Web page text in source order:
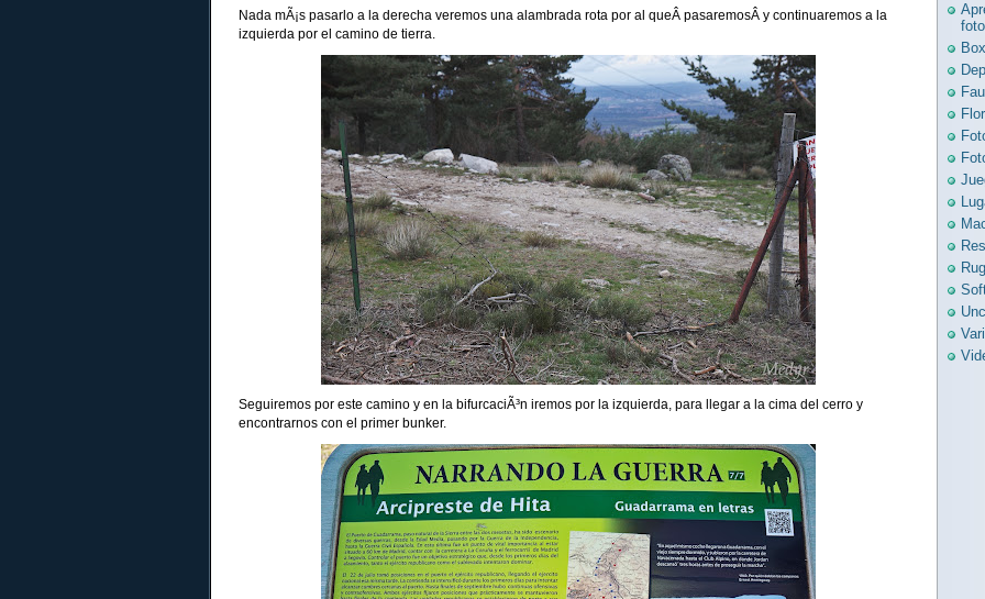
Nada mÃ¡s pasarlo a la derecha veremos una alambrada rota por al queÂ pasaremosÂ y continuaremos a la
izquierda por el camino de tierra.
Seguiremos por este camino y en la bifurcaciÃ³n iremos por la izquierda, para llegar a la cima del cerro y
encontrarnos con el primer bunker.